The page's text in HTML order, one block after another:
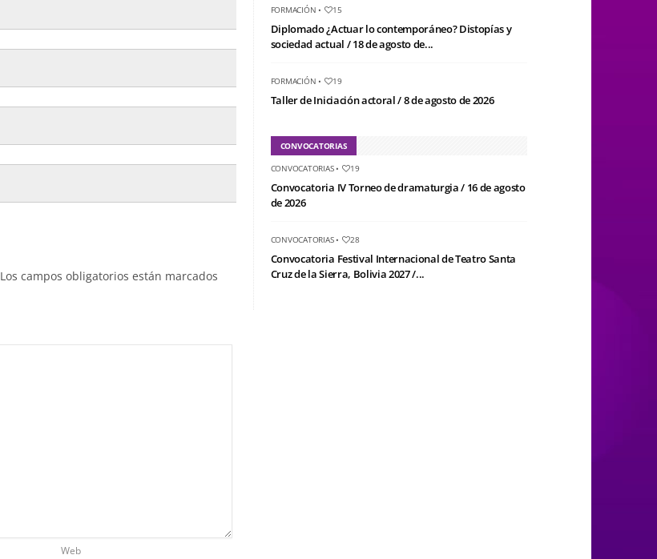
Los campos obligatorios están marcados
Web
FORMACIÓN • 15
Diplomado ¿Actuar lo contemporáneo? Distopías y
sociedad actual / 18 de agosto de...
FORMACIÓN • 19
Taller de Iniciación actoral / 8 de agosto de 2026
CONVOCATORIAS
CONVOCATORIAS• 19
Convocatoria IV Torneo de dramaturgia / 16 de agosto
de 2026
CONVOCATORIAS• 28
Convocatoria Festival Internacional de Teatro Santa
Cruz de la Sierra, Bolivia 2027 /...